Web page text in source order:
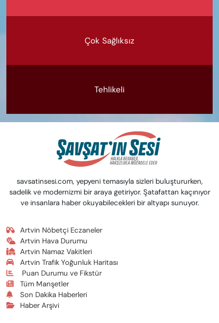
Çok Sağlıksız
Tehlikeli
savsatinsesi.com, yepyeni temasıyla sizleri buluştururken,
sadelik ve modernizmi bir araya getiriyor. Şatafattan kaçınıyor
ve insanlara haber okuyabilecekleri bir altyapı sunuyor.
Artvin Nöbetçi Eczaneler
Artvin Hava Durumu
Artvin Namaz Vakitleri
Artvin Trafik Yoğunluk Haritası
Puan Durumu ve Fikstür
Tüm Manşetler
Son Dakika Haberleri
Haber Arşivi